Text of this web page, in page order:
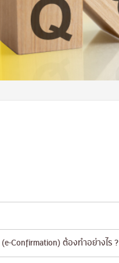
Confirmation) ต้องทำอย่างไร ?